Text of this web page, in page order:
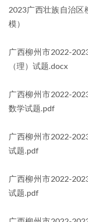
2023广西壮族自治区
模）
广西柳州市2022-
（理）试题.docx
广西柳州市2022-
数学试题.pdf
广西柳州市2022-
试题.pdf
广西柳州市2022-
试题.pdf